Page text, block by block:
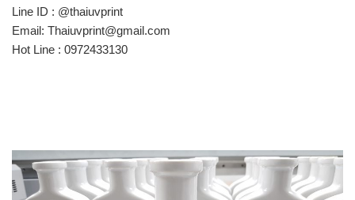
Line ID : @thaiuvprint
Email: Thaiuvprint@gmail.com
Hot Line : 0972433130